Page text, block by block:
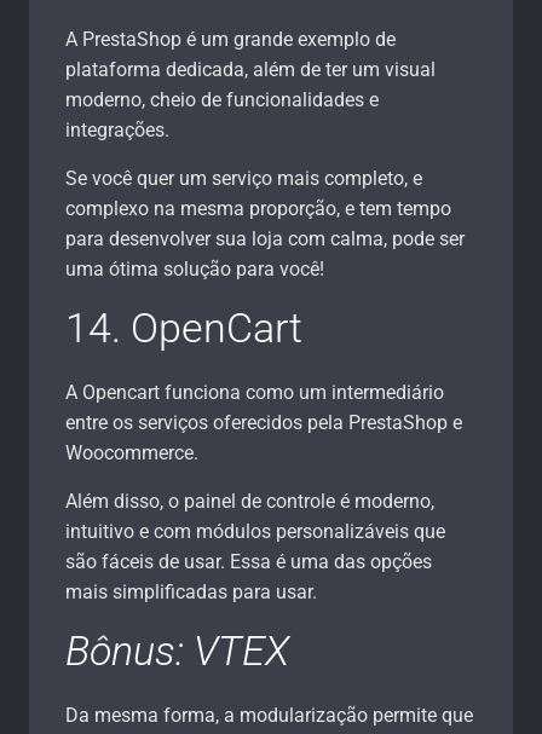
A PrestaShop é um grande exemplo de
plataforma dedicada, além de ter um visual
moderno, cheio de funcionalidades e
integrações.
Se você quer um serviço mais completo, e
complexo na mesma proporção, e tem tempo
para desenvolver sua loja com calma, pode ser
uma ótima solução para você!
14. OpenCart
A Opencart funciona como um intermediário
entre os serviços oferecidos pela PrestaShop e
Woocommerce.
Além disso, o painel de controle é moderno,
intuitivo e com módulos personalizáveis que
são fáceis de usar. Essa é uma das opções
mais simplificadas para usar.
Bônus: VTEX
Da mesma forma, a modularização permite que